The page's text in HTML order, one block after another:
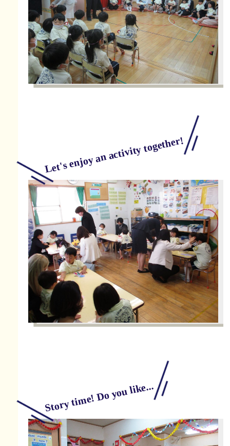
Let's enjoy an activity together!
Story time! Do you like...